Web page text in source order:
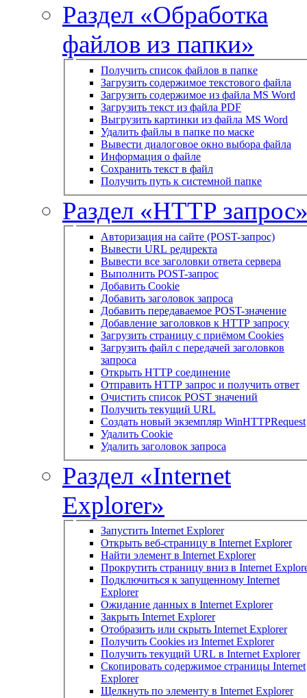
Раздел «Обработка
файлов из папки»
Получить список файлов в папке
Загрузить содержимое текстового файла
Загрузить содержимое из файла MS Word
Загрузить текст из файла PDF
Выгрузить картинки из файла MS Word
Удалить файлы в папке по маске
Вывести диалоговое окно выбора файла
Информация о файле
Сохранить текст в файл
Получить путь к системной папке
Раздел «HTTP
Авторизация на сайте (POST-запрос)
Вывести URL редиректа
Вывести все заголовки ответа сервера
Выполнить POST-запрос
Добавить Cookie
Добавить заголовок запроса
Добавить передаваемое POST-значение
Добавление заголовков к HTTP запросу
Загрузить страницу с приёмом Cookies
Загрузить файл с передачей заголовков
запроса
Открыть HTTP соединение
Отправить HTTP запрос и получить ответ
Очистить список POST значений
Получить текущий URL
Создать новый экземпляр WinHTTPRequest
Удалить Cookie
Удалить заголовок запроса
Раздел «Internet
Explorer»
Запустить Internet Explorer
Открыть веб-страницу в Internet Explorer
Найти элемент в Internet Explorer
Прокрутить страницу вниз в Internet
Подключиться к запущенному Internet
Explorer
Ожидание данных в Internet Explorer
Закрыть Internet Explorer
Отобразить или скрыть Internet Explorer
Получить Cookies из Internet Explorer
Получить текущий URL в Internet Explorer
Скопировать содержимое страницы Internet
Explorer
Щелкнуть по элементу в Internet Explorer